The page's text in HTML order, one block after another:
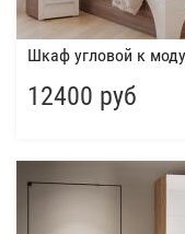
Шкаф угловой к
12400 руб